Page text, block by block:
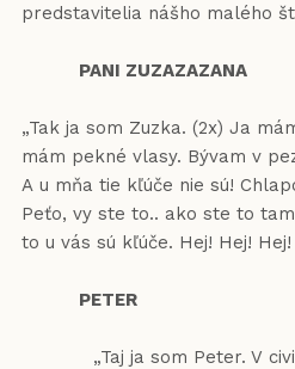
predstavitelia nášho malého
PANI ZUZAZAZANA
„Tak ja som Zuzka. (2x) Ja
mám pekné vlasy. Bývam v
A u mňa tie kľúče nie sú!
Peťo, vy ste to.. ako ste to
to u vás sú kľúče. Hej! Hej!
PETER
„Taj ja som Peter. V